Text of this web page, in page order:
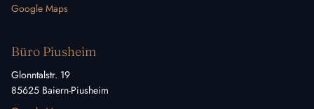
Google Maps
Büro Piusheim
Glonntalstr. 19
85625 Baiern-Piusheim